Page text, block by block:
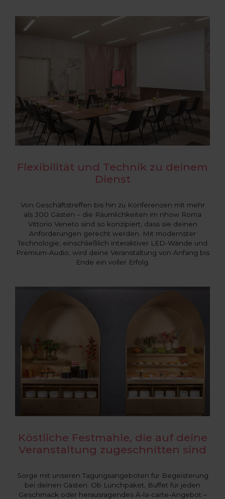
Flexibilität und Technik zu deinem
Dienst
Von Geschäftstreffen bis hin zu Konferenzen mit mehr
als 300 Gästen – die Räumlichkeiten im nhow Roma
Vittorio Veneto sind so konzipiert, dass sie deinen
Anforderungen gerecht werden. Mit modernster
Technologie, einschließlich interaktiver LED-Wände und
Premium-Audio, wird deine Veranstaltung von Anfang bis
Ende ein voller Erfolg.
Köstliche Festmahle, die auf deine
Veranstaltung zugeschnitten sind
Sorge mit unseren Tagungsangeboten für Begeisterung
bei deinen Gästen. Ob Lunchpaket, Buffet für jeden
Geschmack oder herausragendes À-la-carte-Angebot –